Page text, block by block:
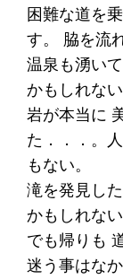
困難な道を
す。 脇を流
温泉も湧い
かもしれない
岩が本当に
た．．．。
もない。
滝を発見し
かもしれない
でも帰りも
迷う事はな